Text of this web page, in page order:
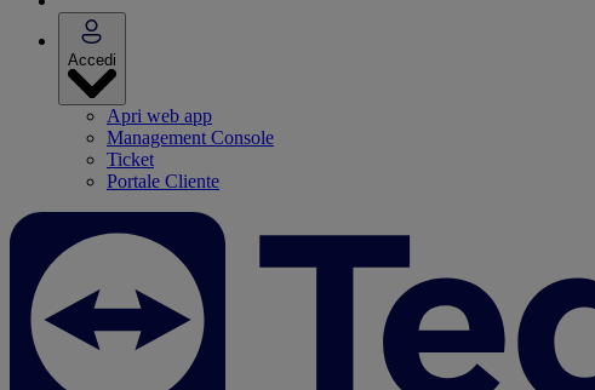
Accedi
Apri web app
Management Console
Ticket
Portale Cliente